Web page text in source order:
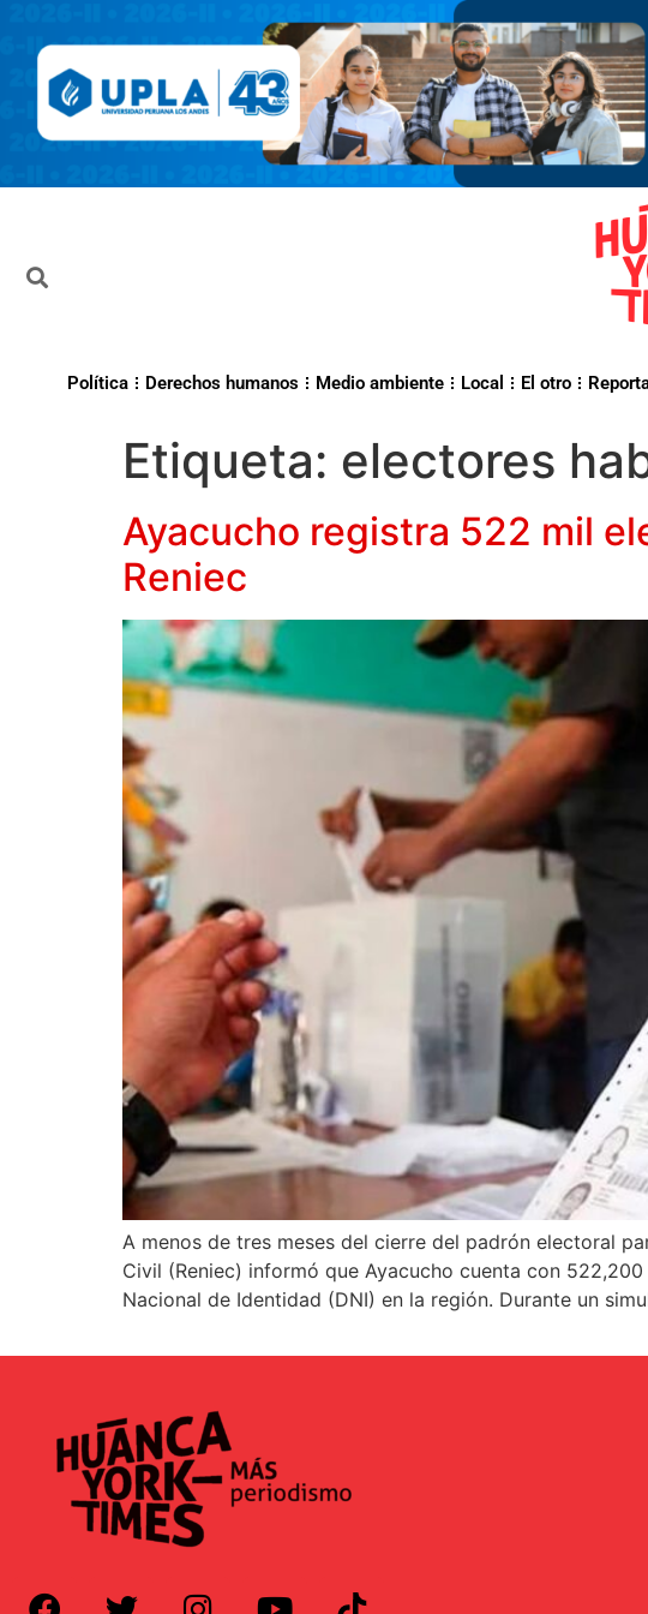
Política Derechos humanos Medio ambiente Local El otro
Etiqueta: electores
Ayacucho registra 522 mil
Reniec
A menos de tres meses del cierre del padrón electoral
Civil (Reniec) informó que Ayacucho cuenta con
Nacional de Identidad (DNI) en la región. Durante un